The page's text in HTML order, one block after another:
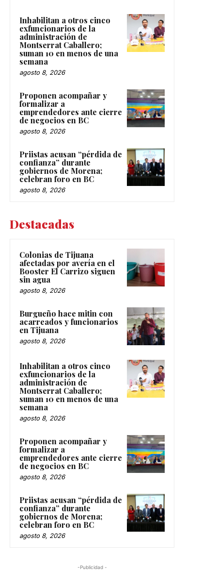
Inhabilitan a otros cinco
exfuncionarios de la
administración de
Montserrat Caballero;
suman 10 en menos de una
semana
agosto 8, 2026
Proponen acompañar y
formalizar a
emprendedores ante cierre
de negocios en BC
agosto 8, 2026
Priistas acusan “pérdida de
confianza” durante
gobiernos de Morena;
celebran foro en BC
agosto 8, 2026
Destacadas
Colonias de Tijuana
afectadas por avería en el
Booster El Carrizo siguen
sin agua
agosto 8, 2026
Burgueño hace mitin con
acarreados y funcionarios
en Tijuana
agosto 8, 2026
Inhabilitan a otros cinco
exfuncionarios de la
administración de
Montserrat Caballero;
suman 10 en menos de una
semana
agosto 8, 2026
Proponen acompañar y
formalizar a
emprendedores ante cierre
de negocios en BC
agosto 8, 2026
Priistas acusan “pérdida de
confianza” durante
gobiernos de Morena;
celebran foro en BC
agosto 8, 2026
-Publicidad -